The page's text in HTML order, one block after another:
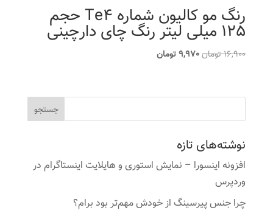
رنگ مو کالیون شماره Te4 حجم
125 میلی لیتر رنگ چای دارچینی
16,900تومانقیمت
بود.
9,970تومانقیمت
است.
نوشته‌های تازه
افزونه اینسورا – نمایش استوری و هایلایت اینستاگرام در
وردپرس
چرا جنس پیرسینگ از خودش مهم‌تر بود برام؟